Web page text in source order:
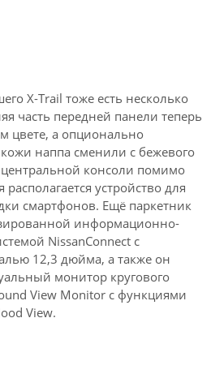
X-Trail тоже есть несколько
часть передней панели теперь
цвете, а опционально
наппа сменили с бежевого
консоли помимо
устройство для
смартфонов. Ещё паркетник
информационно-
NissanConnect с
12,3 дюйма, а также он
монитор кругового
View Monitor с функциями
View.